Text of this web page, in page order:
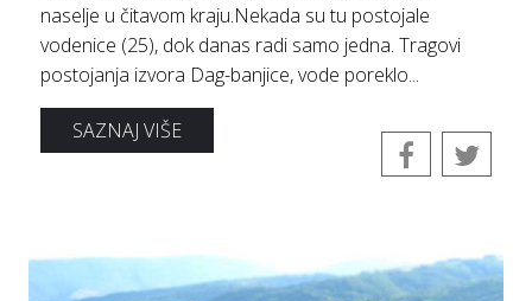
naselje u čitavom kraju.Nekada su tu postojale
vodenice (25), dok danas radi samo jedna. Tragovi
postojanja izvora Dag-banjice, vode poreklo...
SAZNAJ VIŠE